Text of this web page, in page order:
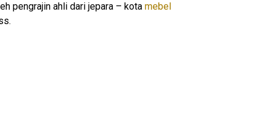
pengrajin ahli dari jepara – kota mebel